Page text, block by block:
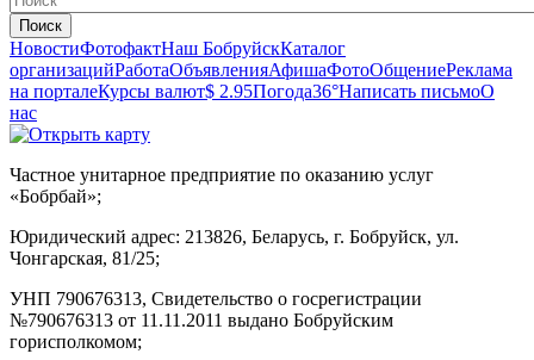
Поиск
НовостиФотофактНаш БобруйскКаталог
организацийРаботаОбъявленияАфишаФотоОбщениеРеклама
на порталеКурсы валют$ 2.95Погода36°Написать письмоО
нас
Частное унитарное предприятие по оказанию услуг
«Бобрбай»;
Юридический адрес: 213826, Беларусь, г. Бобруйск, ул.
Чонгарская, 81/25;
УНП 790676313, Свидетельство о госрегистрации
№790676313 от 11.11.2011 выдано Бобруйским
горисполкомом;